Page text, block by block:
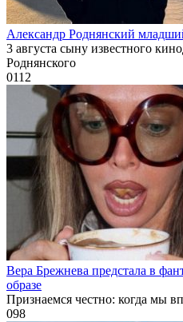
Александр Роднянский
3 августа сыну известного
Роднянского
0112
Вера Брежнева предстала в
образе
Признаемся честно: когда мы
098